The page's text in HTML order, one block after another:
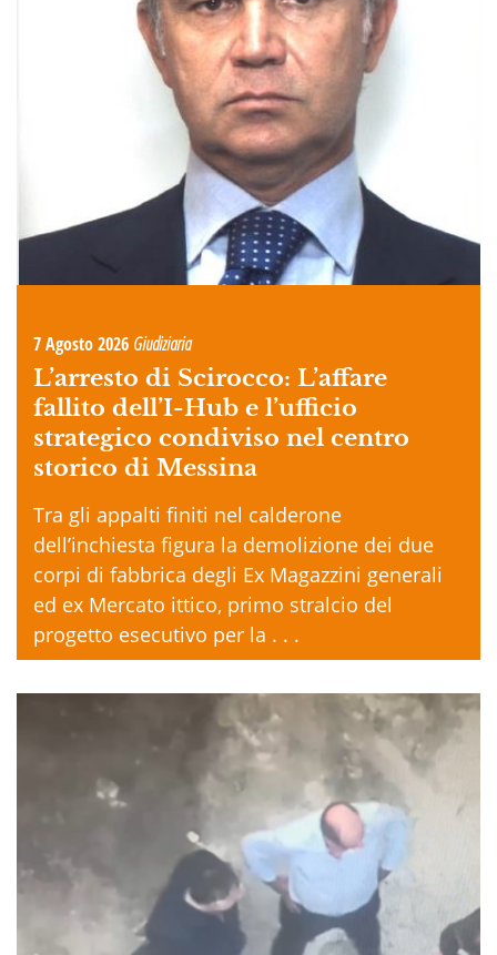
7 Agosto 2026 Giudiziaria
L’arresto di Scirocco: L’affare
fallito dell’I-Hub e l’ufficio
strategico condiviso nel centro
storico di Messina
Tra gli appalti finiti nel calderone
dell’inchiesta figura la demolizione dei due
corpi di fabbrica degli Ex Magazzini generali
ed ex Mercato ittico, primo stralcio del
progetto esecutivo per la . . .